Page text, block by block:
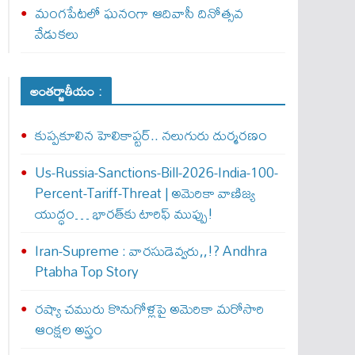
మంగపేటలో ఘనంగా ఆదివాసీ దినోత్సవ
వేడుకలు
అంతర్జాతీయం :
కుప్పకూలిన హెలికాప్టర్‌.. నలుగురు దుర్మరణం
Us-Russia-Sanctions-Bill-2026-India-100-
Percent-Tariff-Threat | అమెరికా వాణిజ్య
యుద్ధం… భారత్‌కు టారిఫ్ ముప్పు!
Iran-Supreme : వార‌సుడెవ్వ‌రు,,!? Andhra
Ptabha Top Story
రష్యా చమురు కొనుగోళ్లపై అమెరికా మరోసారి
ఆంక్షల అస్త్రం